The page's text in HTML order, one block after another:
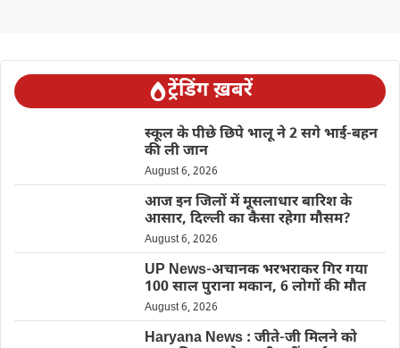
ट्रेंडिंग ख़बरें
स्कूल के पीछे छिपे भालू ने 2 सगे भाई-बहन
की ली जान
August 6, 2026
आज इन जिलों में मूसलाधार बारिश के
आसार, दिल्ली का कैसा रहेगा मौसम?
August 6, 2026
UP News-अचानक भरभराकर गिर गया
100 साल पुराना मकान, 6 लोगों की मौत
August 6, 2026
Haryana News : जीते-जी मिलने को